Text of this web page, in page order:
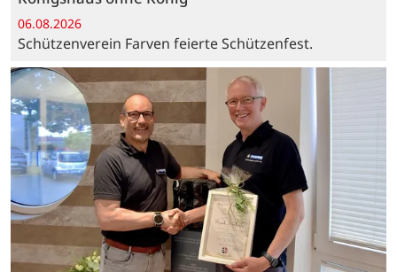
06.08.2026
Schützenverein Farven feierte Schützenfest.